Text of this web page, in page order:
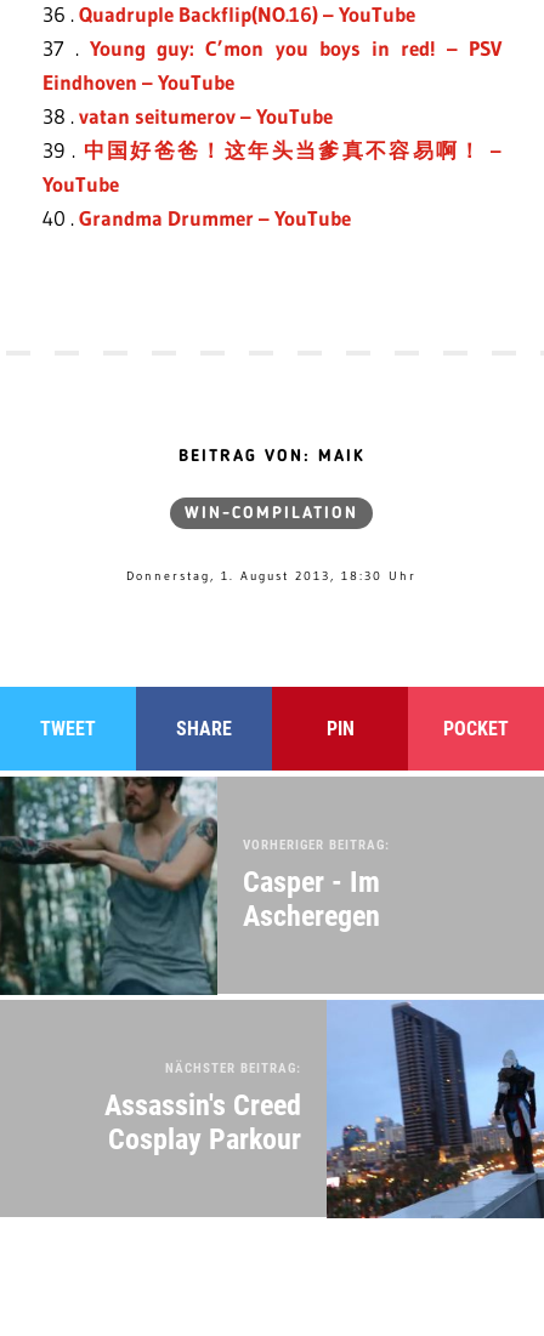
36 .Quadruple Backflip(NO.16) – YouTube
37 .Young guy: C’mon you boys in red! – PSV
Eindhoven – YouTube
38 .vatan seitumerov – YouTube
39 . 中国好爸爸！这年头当爹真不容易啊！ –
YouTube
40 .Grandma Drummer – YouTube
BEITRAG VON: MAIK
WIN-COMPILATION
Donnerstag, 1. August 2013, 18:30 Uhr
TWEET SHARE PIN POCKET
VORHERIGER BEITRAG:
Casper - Im
Ascheregen
NÄCHSTER BEITRAG:
Assassin's Creed
Cosplay Parkour